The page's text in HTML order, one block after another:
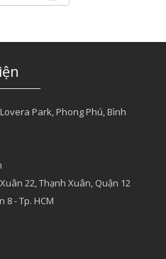
Park, Phong Phú, Bình
22, Thạnh Xuân, Quận 12
8 - Tp. HCM